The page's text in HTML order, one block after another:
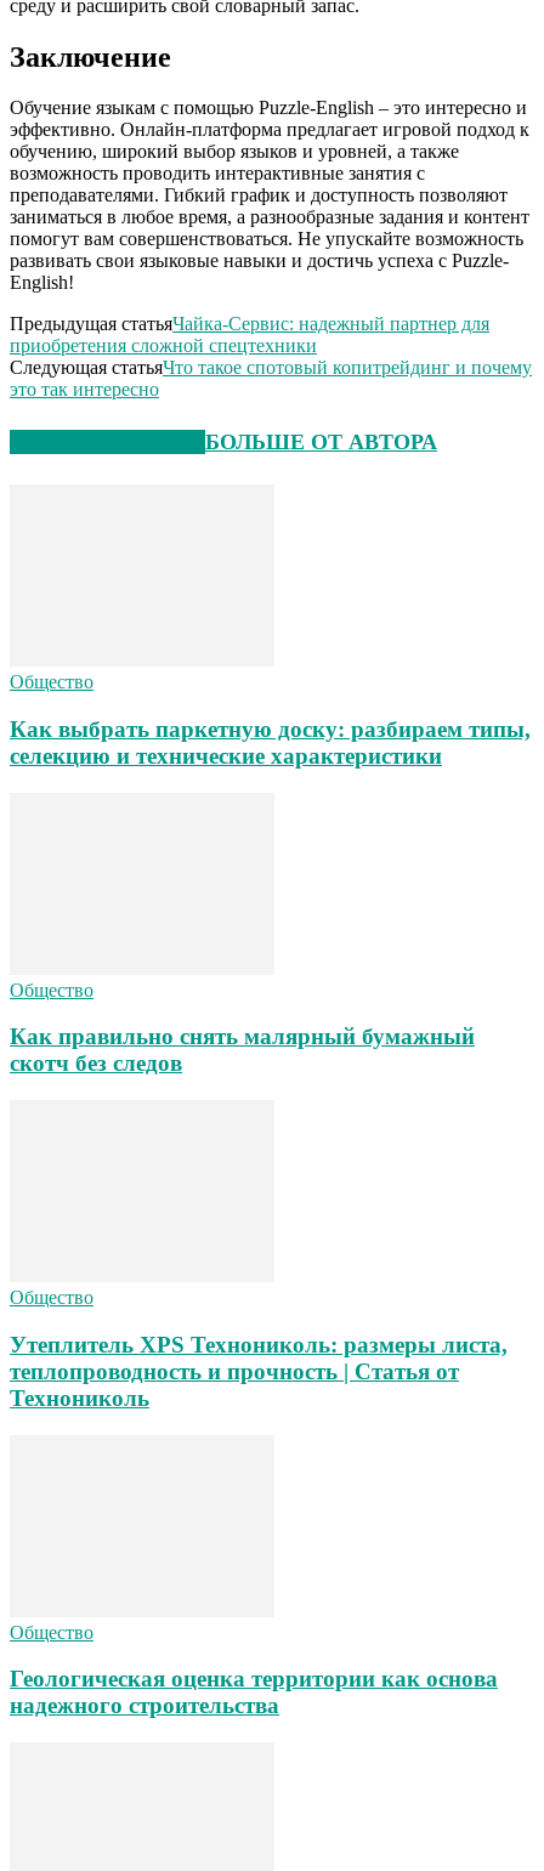
среду и расширить свой словарный запас.
Заключение
Обучение языкам с помощью Puzzle-English – это интересно и
эффективно. Онлайн-платформа предлагает игровой подход к
обучению, широкий выбор языков и уровней, а также
возможность проводить интерактивные занятия с
преподавателями. Гибкий график и доступность позволяют
заниматься в любое время, а разнообразные задания и контент
помогут вам совершенствоваться. Не упускайте возможность
развивать свои языковые навыки и достичь успеха с Puzzle-
English!
Предыдущая статьяЧайка-Сервис: надежный партнер для
приобретения сложной спецтехники
Следующая статьяЧто такое спотовый копитрейдинг и почему
это так интересно
БОЛЬШЕ ОТ АВТОРА
Общество
Как выбрать паркетную доску: разбираем типы,
селекцию и технические характеристики
Общество
Как правильно снять малярный бумажный
скотч без следов
Общество
Утеплитель XPS Технониколь: размеры листа,
теплопроводность и прочность | Статья от
Технониколь
Общество
Геологическая оценка территории как основа
надежного строительства